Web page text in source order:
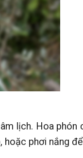
lịch. Hoa
phơi nắng